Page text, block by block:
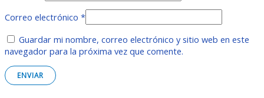
Correo electrónico *
Guardar mi nombre, correo electrónico y sitio web en este
navegador para la próxima vez que comente.